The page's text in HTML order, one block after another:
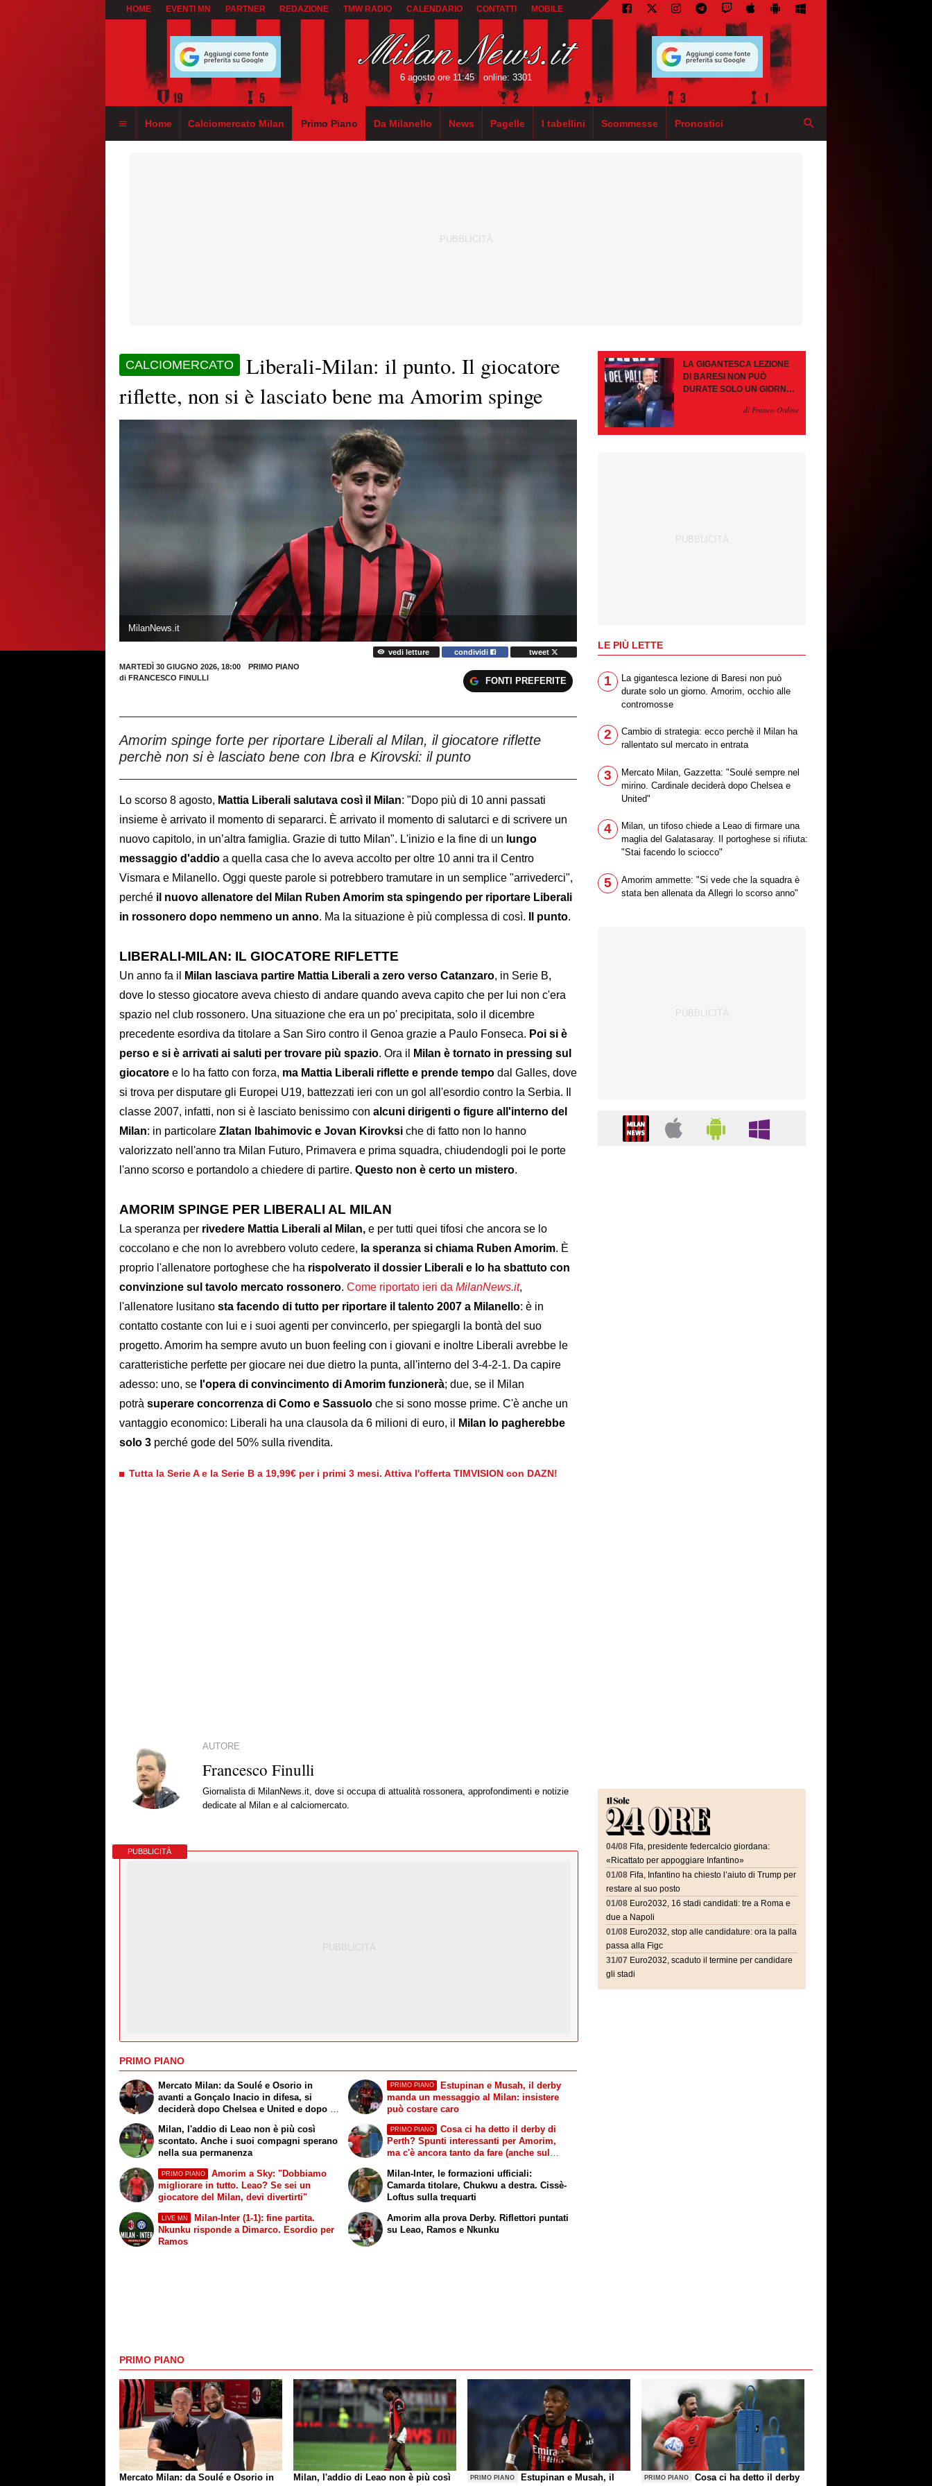
HOME EVENTI MN PARTNER REDAZIONE TMW RADIO CALENDARIO CONTATTI MOBILE
6 agosto ore 11:45 online: 3301
Home Calciomercato Milan Primo Piano Da Milanello News Pagelle I tabellini Scommesse Pronostici
CALCIOMERCATO
Liberali-Milan: il punto. Il giocatore
riflette, non si è lasciato bene ma Amorim spinge
MilanNews.it
vedi letture condividi
tweet
MARTEDÌ 30 GIUGNO 2026, 18:00
PRIMO PIANO
di FRANCESCO FINULLI FONTI PREFERITE
Amorim spinge forte per riportare Liberali al Milan, il giocatore riflette
perchè non si è lasciato bene con Ibra e Kirovski: il punto
Lo scorso 8 agosto, Mattia Liberali salutava così il Milan: "Dopo più di 10 anni passati
insieme è arrivato il momento di separarci. È arrivato il momento di salutarci e di scrivere un
nuovo capitolo, in un’altra famiglia. Grazie di tutto Milan". L'inizio e la fine di un lungo
messaggio d'addio a quella casa che lo aveva accolto per oltre 10 anni tra il Centro
Vismara e Milanello. Oggi queste parole si potrebbero tramutare in un semplice "arrivederci",
perché il nuovo allenatore del Milan Ruben Amorim sta spingendo per riportare Liberali
in rossonero dopo nemmeno un anno. Ma la situazione è più complessa di così. Il punto.
LIBERALI-MILAN: IL GIOCATORE RIFLETTE
Un anno fa il Milan lasciava partire Mattia Liberali a zero verso Catanzaro, in Serie B,
dove lo stesso giocatore aveva chiesto di andare quando aveva capito che per lui non c'era
spazio nel club rossonero. Una situazione che era un po' precipitata, solo il dicembre
precedente esordiva da titolare a San Siro contro il Genoa grazie a Paulo Fonseca. Poi si è
perso e si è arrivati ai saluti per trovare più spazio. Ora il
Milan è tornato in pressing sul
giocatore e lo ha fatto con forza, ma Mattia Liberali riflette e prende tempo dal Galles, dove
si trova per disputare gli Europei U19, battezzati ieri con un gol all'esordio contro la Serbia. Il
classe 2007, infatti, non si è lasciato benissimo con alcuni dirigenti o figure all'interno del
Milan: in particolare Zlatan Ibahimovic e Jovan Kirovksi che di fatto non lo hanno
valorizzato nell'anno tra Milan Futuro, Primavera e prima squadra, chiudendogli poi le porte
l'anno scorso e portandolo a chiedere di partire. Questo non è certo un mistero.
AMORIM SPINGE PER LIBERALI AL MILAN
La speranza per rivedere Mattia Liberali al Milan, e per tutti quei tifosi che ancora se lo
coccolano e che non lo avrebbero voluto cedere, la speranza si chiama Ruben Amorim. È
proprio l'allenatore portoghese che ha rispolverato il dossier Liberali e lo ha sbattuto con
convinzione sul tavolo mercato rossonero. Come riportato ieri da MilanNews.it,
l'allenatore lusitano sta facendo di tutto per riportare il talento 2007 a Milanello: è in
contatto costante con lui e i suoi agenti per convincerlo, per spiegargli la bontà del suo
progetto. Amorim ha sempre avuto un buon feeling con i giovani e inoltre Liberali avrebbe le
caratteristiche perfette per giocare nei due dietro la punta, all'interno del 3-4-2-1. Da capire
adesso: uno, se l'opera di convincimento di Amorim funzionerà; due, se il Milan
potrà superare concorrenza di Como e Sassuolo che si sono mosse prime. C'è anche un
vantaggio economico: Liberali ha una clausola da 6 milioni di euro, il
Milan lo pagherebbe
solo 3 perché gode del 50% sulla rivendita.
Tutta la Serie A e la Serie B a 19,99€ per i primi 3 mesi. Attiva l'offerta TIMVISION con DAZN!
AUTORE
Francesco Finulli
Giornalista di MilanNews.it, dove si occupa di attualità rossonera, approfondimenti e notizie
dedicate al Milan e al calciomercato.
PUBBLICITÀ
PRIMO PIANO
Mercato Milan: da Soulé e Osorio in
avanti a Gonçalo Inacio in difesa, si
deciderà dopo Chelsea e United e dopo le
Milan, l'addio di Leao non è più così
scontato. Anche i suoi compagni sperano
nella sua permanenza
PRIMO PIANO
Estupinan e Musah, il derby
manda un messaggio al Milan: insistere
può costare caro
PRIMO PIANO
Cosa ci ha detto il derby di
Perth? Spunti interessanti per Amorim,
ma c'è ancora tanto da fare (anche sul
PRIMO PIANO
Amorim a Sky: "Dobbiamo
migliorare in tutto. Leao? Se sei un
giocatore del Milan, devi divertirti"
LIVE MN
Milan-Inter (1-1): fine partita.
Nkunku risponde a Dimarco. Esordio per
Ramos
Milan-Inter, le formazioni ufficiali:
Camarda titolare, Chukwu a destra. Cissè-
Loftus sulla trequarti
Amorim alla prova Derby. Riflettori puntati
su Leao, Ramos e Nkunku
LA GIGANTESCA LEZIONE
DI BARESI NON PUÒ
DURATE SOLO UN GIORNO.
CONTROMOSSEdi Franco Ordine
LE PIÙ LETTE
1
La gigantesca lezione di Baresi non può
durate solo un giorno. Amorim, occhio alle
contromosse
2
Cambio di strategia: ecco perchè il Milan ha
rallentato sul mercato in entrata
3
Mercato Milan, Gazzetta: "Soulé sempre nel
mirino. Cardinale deciderà dopo Chelsea e
United"
4
Milan, un tifoso chiede a Leao di firmare una
maglia del Galatasaray. Il portoghese si rifiuta:
"Stai facendo lo sciocco"
5
Amorim ammette: "Si vede che la squadra è
stata ben allenata da Allegri lo scorso anno"
04/08 Fifa, presidente federcalcio giordana:
«Ricattato per appoggiare Infantino»
01/08 Fifa, Infantino ha chiesto l’aiuto di Trump per
restare al suo posto
01/08 Euro2032, 16 stadi candidati: tre a Roma e
due a Napoli
01/08 Euro2032, stop alle candidature: ora la palla
passa alla Figc
31/07 Euro2032, scaduto il termine per candidare
gli stadi
PRIMO PIANO
Mercato Milan: da Soulé e Osorio in
Milan, l'addio di Leao non è più così
PRIMO PIANO
Estupinan e Musah, il
PRIMO PIANO
Cosa ci ha detto il derby